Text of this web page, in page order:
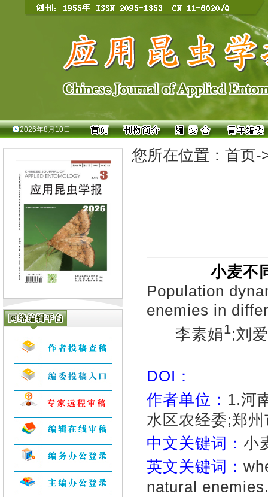
2026年8月10日
您所在位置： 首页-
小麦不
Population
enemies in
李素娟1;刘
DOI：
作者单位： 1.河
水区农经委;郑
中文关键词： 小
英文关键词：
natural